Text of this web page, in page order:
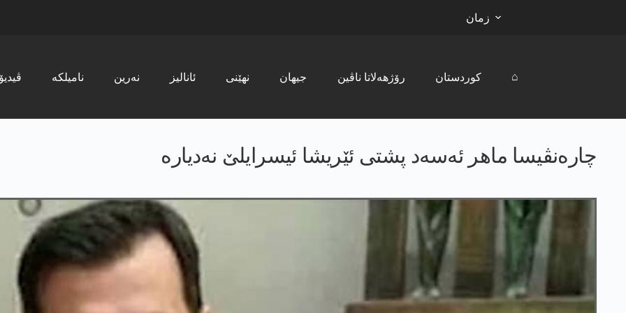
زمان
ڤیدیۆ نامیلکە نەرین ئانالیز نھێنی جیھان رۆژھەلاتا ناڤین کوردستان ⌂
چارەنڤیسا ماھر ئەسەد پشتی ئێریشا ئیسرایلێ نەدیارە